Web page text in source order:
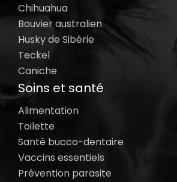
Chihuahua
Bouvier australien
Husky de Sibérie
Teckel
Caniche
Soins et santé
Alimentation
Toilette
Santé bucco-dentaire
Vaccins essentiels
Prévention parasite